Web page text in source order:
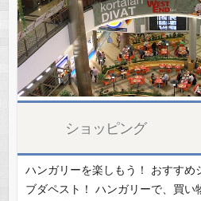
ショッピング
ハンガリーを楽しもう！ おすすめ
ブダペスト！ ハンガリーで、買い